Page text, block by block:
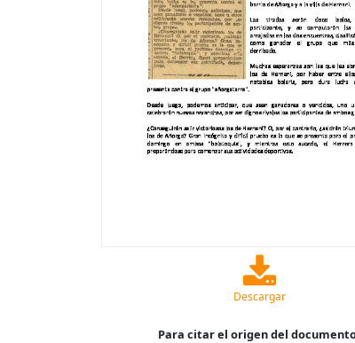
Descargar
Para citar el origen del